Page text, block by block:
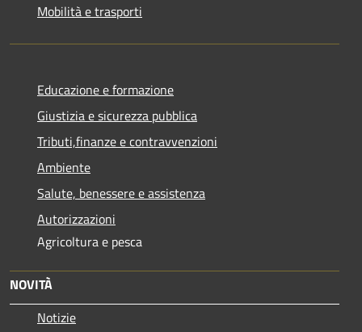
Mobilità e trasporti
Educazione e formazione
Giustizia e sicurezza pubblica
Tributi,finanze e contravvenzioni
Ambiente
Salute, benessere e assistenza
Autorizzazioni
Agricoltura e pesca
NOVITÀ
Notizie